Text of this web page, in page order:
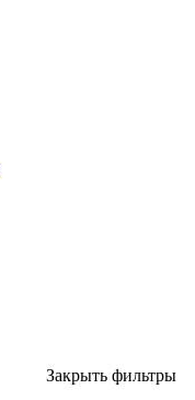
Закрыть фильтры